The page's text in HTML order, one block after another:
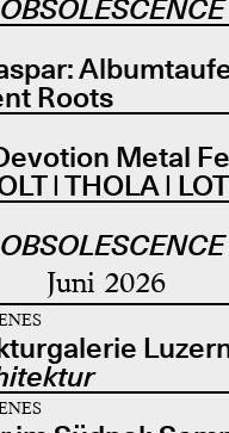
OBSOLESCENCE
Roots
Metal
| THOLA |
OBSOLESCENCE
Juni 2026